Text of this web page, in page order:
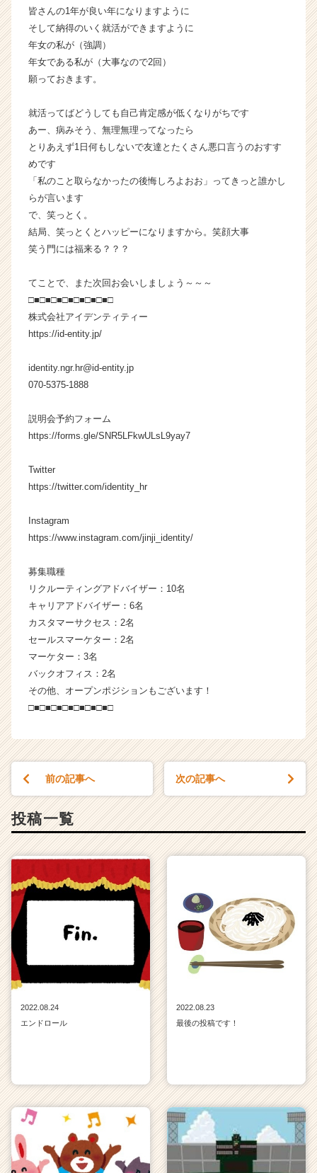
就
活
ト
キ
ャ
リ
ア
h
r
C
e
r）
皆さんの1年が良い年になりますように
そして納得のいく就活ができますように
年女の私が（強調）
年女である私が（大事なので2回）
願っておきます。
就活ってばどうしても自己肯定感が低くなりがちです
あー、病みそう、無理無理ってなったら
とりあえず1日何もしないで友達とたくさん悪口言うのおすす
めです
「私のこと取らなかったの後悔しろよおお」ってきっと誰かし
らが言います
で、笑っとく。
結局、笑っとくとハッピーになりますから。笑顔大事
笑う門には福来る？？？
てことで、また次回お会いしましょう～～～
□■□■□■□■□■□■□■□
株式会社アイデンティティー
https://id-entity.jp/
identity.ngr.hr@id-entity.jp
070-5375-1888
説明会予約フォーム
https://forms.gle/SNR5LFkwULsL9yay7
Twitter
https://twitter.com/identity_hr
Instagram
https://www.instagram.com/jinji_identity/
募集職種
リクルーティングアドバイザー：10名
キャリアアドバイザー：6名
カスタマーサクセス：2名
セールスマーケター：2名
マーケター：3名
バックオフィス：2名
その他、オープンポジションもございます！
□■□■□■□■□■□■□■□
前の記事へ 次の記事へ
投稿一覧
2022.08.24
エンドロール
2022.08.23
最後の投稿です！